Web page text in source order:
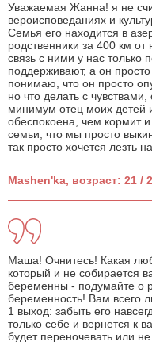
Уважаемая Жанна! я не
вероисповеданиях и
Семья его находится в
родственники за 400 км
связь с ними у нас только
поддерживают, а он
понимаю, что он просто
но что делать с
минимум отец моих детей
обеспокоена, чем кормит
семьи, что мы просто
так просто хочется лезть
Mashen'ka, возраст: 21 /
Маша! Очнитесь! Какая
который и не собирается
беременны - подумайте о
беременность! Вам всего
1 выход: забыть его
только себе и вернется к
будет переночевать или